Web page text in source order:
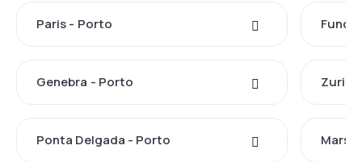
Paris - Porto
Genebra - Porto
Ponta Delgada - Porto